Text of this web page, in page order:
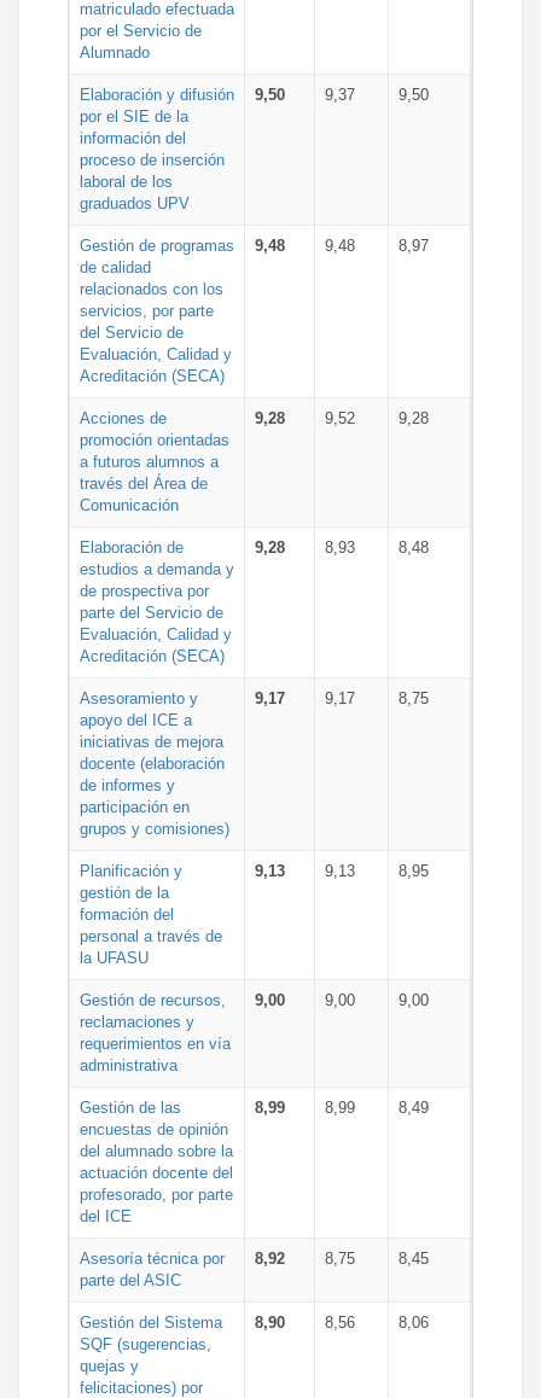
matriculado efectuada
por el Servicio de
Alumnado
Elaboración y difusión
por el SIE de la
información del
proceso de inserción
laboral de los
graduados UPV
9,50 9,37 9,50
Gestión de programas
de calidad
relacionados con los
servicios, por parte
del Servicio de
Evaluación, Calidad y
Acreditación (SECA)
9,48 9,48 8,97
Acciones de
promoción orientadas
a futuros alumnos a
través del Área de
Comunicación
9,28 9,52 9,28
Elaboración de
estudios a demanda y
de prospectiva por
parte del Servicio de
Evaluación, Calidad y
Acreditación (SECA)
9,28 8,93 8,48
Asesoramiento y
apoyo del ICE a
iniciativas de mejora
docente (elaboración
de informes y
participación en
grupos y comisiones)
9,17 9,17 8,75
Planificación y
gestión de la
formación del
personal a través de
la UFASU
9,13 9,13 8,95
Gestión de recursos,
reclamaciones y
requerimientos en vía
administrativa
9,00 9,00 9,00
Gestión de las
encuestas de opinión
del alumnado sobre la
actuación docente del
profesorado, por parte
del ICE
8,99 8,99 8,49
Asesoría técnica por
parte del ASIC
8,92 8,75 8,45
Gestión del Sistema
SQF (sugerencias,
quejas y
felicitaciones) por
8,90 8,56 8,06